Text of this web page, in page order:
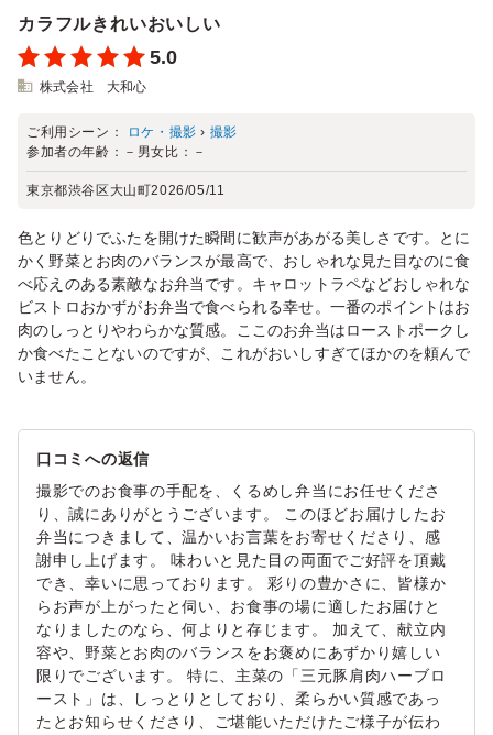
カラフルきれいおいしい
5.0
株式会社 大和心
ご利用シーン： ロケ・撮影 › 撮影
参加者の年齢： － 男女比： －
東京都渋谷区大山町2026/05/11
色とりどりでふたを開けた瞬間に歓声があがる美しさです。とに
かく野菜とお肉のバランスが最高で、おしゃれな見た目なのに食
べ応えのある素敵なお弁当です。キャロットラペなどおしゃれな
ビストロおかずがお弁当で食べられる幸せ。一番のポイントはお
肉のしっとりやわらかな質感。ここのお弁当はローストポークし
か食べたことないのですが、これがおいしすぎてほかのを頼んで
いません。
口コミへの返信
撮影でのお食事の手配を、くるめし弁当にお任せくださ
り、誠にありがとうございます。 このほどお届けしたお
弁当につきまして、温かいお言葉をお寄せくださり、感
謝申し上げます。 味わいと見た目の両面でご好評を頂戴
でき、幸いに思っております。 彩りの豊かさに、皆様か
らお声が上がったと伺い、お食事の場に適したお届けと
なりましたのなら、何よりと存じます。 加えて、献立内
容や、野菜とお肉のバランスをお褒めにあずかり嬉しい
限りでございます。 特に、主菜の「三元豚肩肉ハーブロ
ースト」は、しっとりとしており、柔らかい質感であっ
たとお知らせくださり、ご堪能いただけたご様子が伝わ